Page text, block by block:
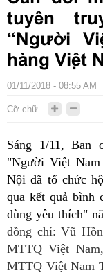
tuyên
“Người
hàng Việt
01/11/2018 - 08:55 AM
Cỡ chữ
Sáng 1/11,
"Người Việt
Nội đã tổ chức
qua kết quả bình
dùng yêu thích"
đồng chí: Vũ
MTTQ Việt
MTTQ Việt Nam